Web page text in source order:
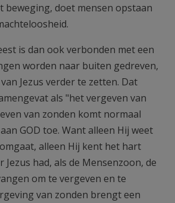
beweging, doet mensen opstaan
is dan ook verbonden met een
worden naar buiten gedreven,
Jezus verder te zetten. Dat
als "het vergeven van
van zonden komt normaal
GOD toe. Want alleen Hij weet
alleen Hij kent het hart
Jezus had, als de Mensenzoon, de
om te vergeven en te
van zonden brengt een